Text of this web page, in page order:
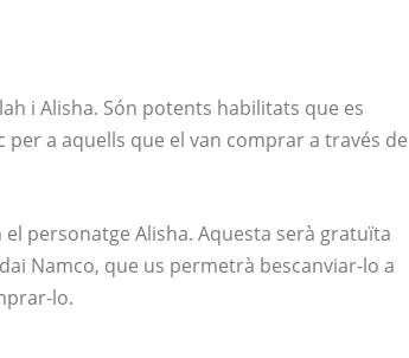
i Alisha. Són potents habilitats que es
a aquells que el van comprar a través de
personatge Alisha. Aquesta serà gratuïta
Namco, que us permetrà bescanviar-lo a
lo.